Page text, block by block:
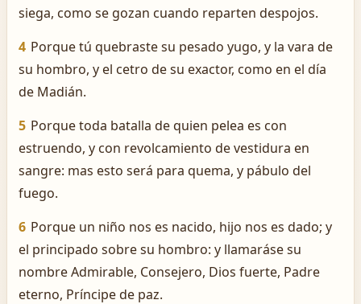
siega, como se gozan cuando reparten despojos.
4 Porque tú quebraste su pesado yugo, y la vara de
su hombro, y el cetro de su exactor, como en el día
de Madián.
5 Porque toda batalla de quien pelea es con
estruendo, y con revolcamiento de vestidura en
sangre: mas esto será para quema, y pábulo del
fuego.
6 Porque un niño nos es nacido, hijo nos es dado; y
el principado sobre su hombro: y llamaráse su
nombre Admirable, Consejero, Dios fuerte, Padre
eterno, Príncipe de paz.